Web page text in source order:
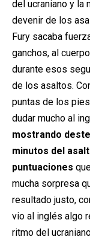
del ucraniano y la
devenir de los
Fury sacaba
ganchos, al
durante esos
de los asaltos.
puntas de los
dudar mucho al
mostrando
minutos del
puntuaciones
mucha sorpresa
resultado justo,
vio al inglés algo
ritmo del